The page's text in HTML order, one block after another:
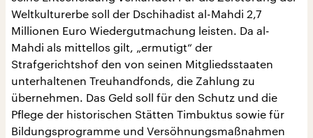
Weltkulturerbe soll der Dschihadist al-Mahdi 2,7
Millionen Euro Wiedergutmachung leisten. Da al-
Mahdi als mittellos gilt, „ermutigt“ der
Strafgerichtshof den von seinen Mitgliedsstaaten
unterhaltenen Treuhandfonds, die Zahlung zu
übernehmen. Das Geld soll für den Schutz und die
Pflege der historischen Stätten Timbuktus sowie für
Bildungsprogramme und Versöhnungsmaßnahmen